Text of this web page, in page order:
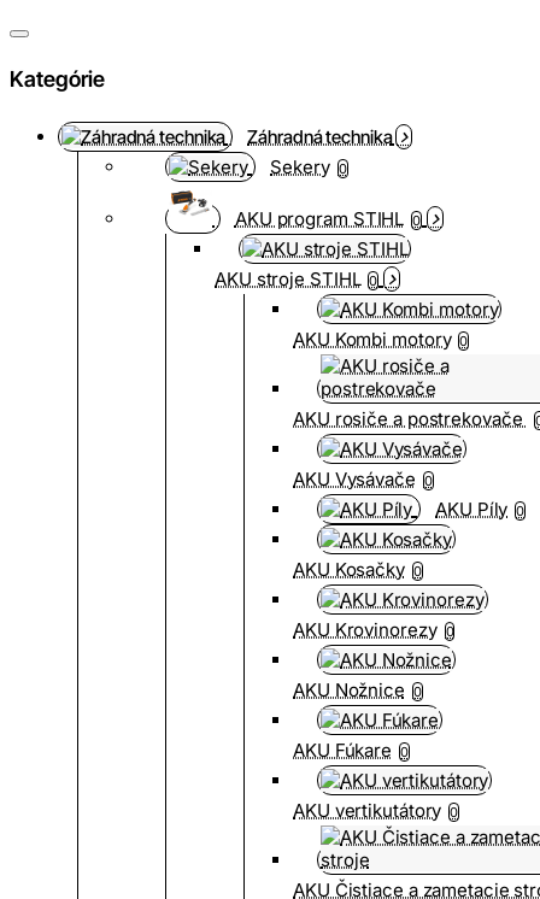
Kategórie
Záhradná technika
Sekery 0
AKU program STIHL 0
AKU stroje STIHL 0
AKU Kombi motory 0
AKU rosiče a postrekovače
AKU Vysávače 0
AKU Píly 0
AKU Kosačky 0
AKU Krovinorezy 0
AKU Nožnice 0
AKU Fúkare 0
AKU vertikutátory 0
AKU Čistiace a zametacie